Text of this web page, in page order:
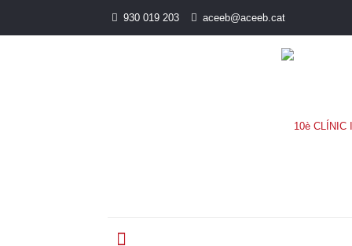
930 019 203 aceeb@aceeb.cat